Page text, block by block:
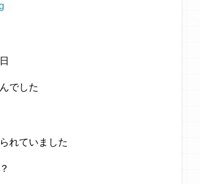
でした
れていました